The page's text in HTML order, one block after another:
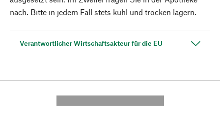
nach. Bitte in jedem Fall stets kühl und trocken lagern.
Verantwortlicher Wirtschaftsakteur für die EU